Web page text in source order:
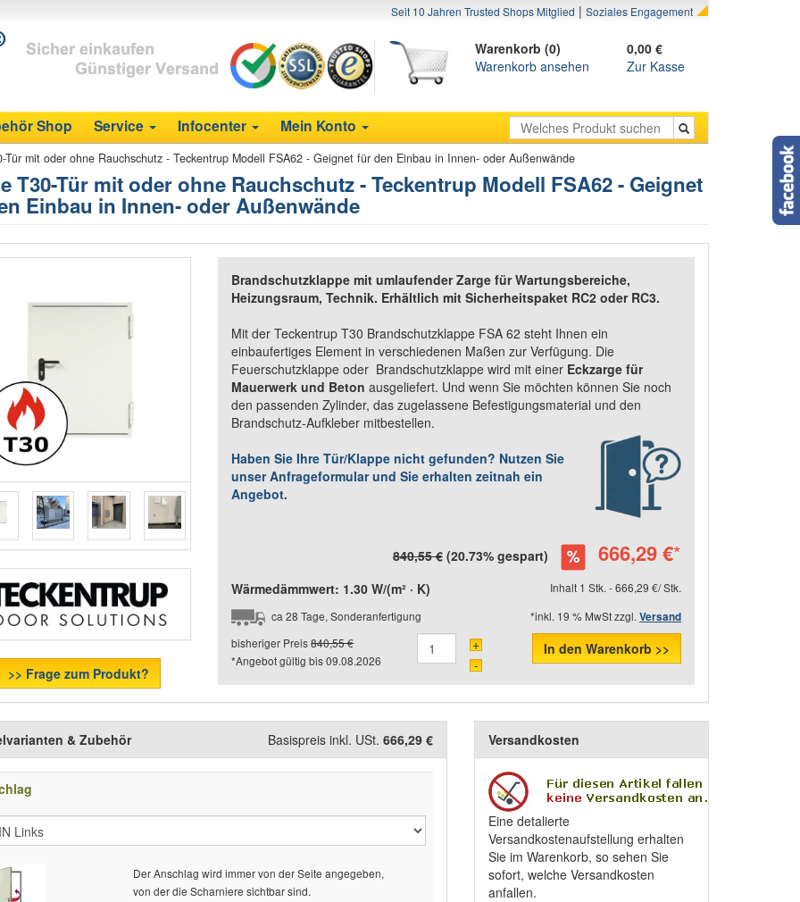
Seit 10 Jahren Trusted Shops Mitglied | Soziales Engagement
Warenkorb (0)
0,00 €
Warenkorb ansehen
Zur Kasse
Shop Service Infocenter Mein Konto
Tür mit oder ohne Rauchschutz - Teckentrup Modell FSA62 - Geignet für den Einbau in Innen- oder Außenwände
T30-Tür mit oder ohne Rauchschutz - Teckentrup Modell FSA62 - Geignet
Einbau in Innen- oder Außenwände
>> Frage zum Produkt?
Brandschutzklappe mit umlaufender Zarge für Wartungsbereiche,
Heizungsraum, Technik. Erhältlich mit Sicherheitspaket RC2 oder RC3.
Mit der Teckentrup T30 Brandschutzklappe FSA 62 steht Ihnen ein
einbaufertiges Element in verschiedenen Maßen zur Verfügung. Die
Feuerschutzklappe oder Brandschutzklappe wird mit einer Eckzarge für
Mauerwerk und Beton ausgeliefert. Und wenn Sie möchten können Sie noch
den passenden Zylinder, das zugelassene Befestigungsmaterial und den
Brandschutz-Aufkleber mitbestellen.
Haben Sie Ihre Tür/Klappe nicht gefunden? Nutzen Sie
unser Anfrageformular und Sie erhalten zeitnah ein
Angebot.
840,55 €(20.73% gespart) 666,29 €*
Wärmedämmwert: 1.30 W/(m² · K)
Inhalt 1 Stk. - 666,29 €/ Stk.
ca 28 Tage, Sonderanfertigung
*inkl. 19 % MwSt zzgl.Versand
bisheriger Preis840,55 €
*Angebot gültig bis09.08.2026
+
-
In den Warenkorb >>
& Zubehör Basispreis inkl. USt.666,29 €
Der Anschlag wird immer von der Seite angegeben,
von der die Scharniere sichtbar sind.
Versandkosten
Eine detalierte
Versandkostenaufstellung erhalten
Sie im Warenkorb, so sehen Sie
sofort, welche Versandkosten
anfallen.